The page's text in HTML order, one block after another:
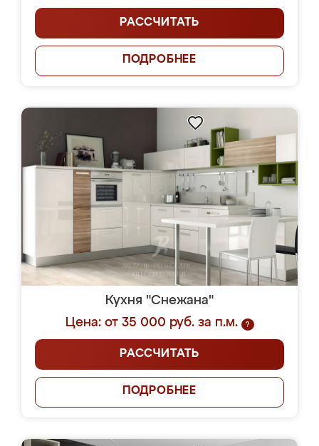
РАССЧИТАТЬ
ПОДРОБНЕЕ
Кухня "Снежана"
Цена: от 35 000 руб. за п.м.
?
РАССЧИТАТЬ
ПОДРОБНЕЕ